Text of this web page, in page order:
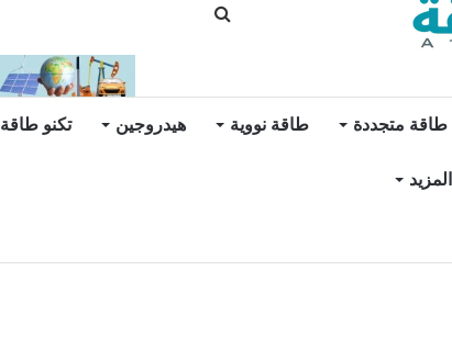
طاقة متجددة طاقة نووية هيدروجين تكنو طاقة
المزيد